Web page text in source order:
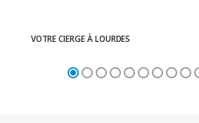
VOTRE CIERGE À LOURDES